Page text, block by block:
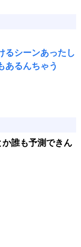
るシーンあったし
あるんちゃう
誰も予測できん